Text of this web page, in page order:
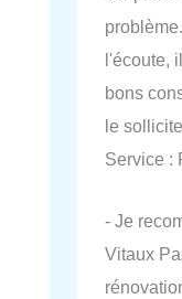
l'écoute,
bons
le
Service :
- Je
Vitaux